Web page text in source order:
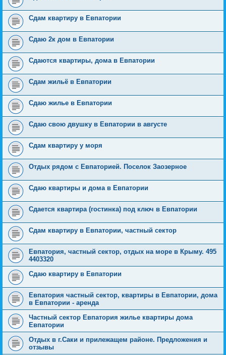
Сдам квартиру в Евпатории
Сдаю 2к дом в Евпатории
Сдаются квартиры, дома в Евпатории
Сдам жильё в Евпатории
Сдаю жилье в Евпатории
Сдаю свою двушку в Евпатории в августе
Сдам квартиру у моря
Отдых рядом с Евпаторией. Поселок Заозерное
Сдаю квартиры и дома в Евпатории
Сдается квартира (гостинка) под ключ в Евпатории
Сдам квартиру в Евпатории, частный сектор
Евпатория, частный сектор, отдых на море в Крыму. 495
4403320
Сдаю квартиру в Евпатории
Евпатория частный сектор, квартиры в Евпатории, дома
в Евпатории - аренда
Частный сектор Евпатория жилье квартиры дома
Евпатории
Отдых в г.Саки и прилежащем районе. Предложения и
отзывы